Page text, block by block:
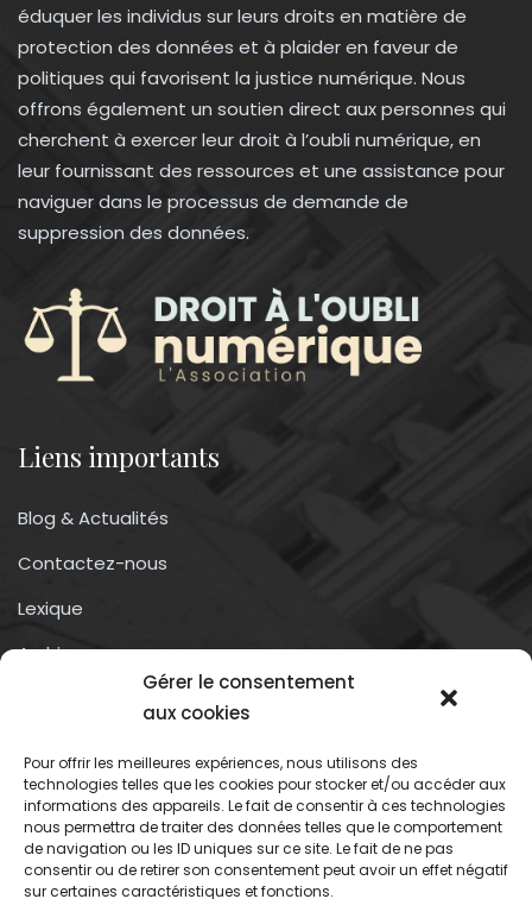
Gérer le consentement
aux cookies
Pour offrir les meilleures expériences, nous utilisons des
technologies telles que les cookies pour stocker et/ou accéder aux
informations des appareils. Le fait de consentir à ces technologies
nous permettra de traiter des données telles que le comportement
de navigation ou les ID uniques sur ce site. Le fait de ne pas
consentir ou de retirer son consentement peut avoir un effet négatif
sur certaines caractéristiques et fonctions.
éduquer les individus sur leurs droits en matière de
protection des données et à plaider en faveur de
politiques qui favorisent la justice numérique. Nous
offrons également un soutien direct aux personnes qui
cherchent à exercer leur droit à l’oubli numérique, en
leur fournissant des ressources et une assistance pour
naviguer dans le processus de demande de
suppression des données.
Liens importants
Blog & Actualités
Contactez-nous
Lexique
Archives
Contactez-nous
Association du droit a l’oubli numérique
13 rue trigance